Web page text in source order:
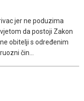
jer ne poduzima
da postoji Zakon
obitelji s određenim
čin...